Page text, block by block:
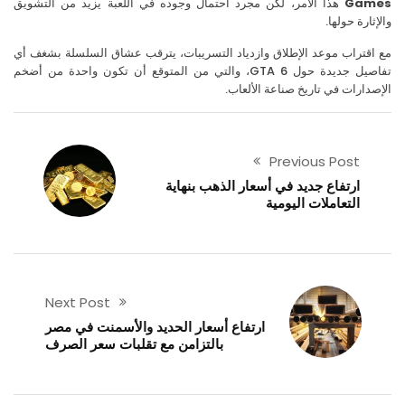
هذا الأمر، لكن مجرد احتمال وجوده في اللعبة يزيد من التشويق
حولها.
اقتراب موعد الإطلاق وازدياد التسريبات، يترقب عشاق السلسلة بشغف أي
تفاصيل جديدة حول GTA 6، والتي من المتوقع أن تكون واحدة من أضخم
في تاريخ صناعة الألعاب.
Previous Post
ارتفاع جديد في أسعار الذهب بنهاية
التعاملات اليومية
Next Post
ارتفاع أسعار الحديد والأسمنت في مصر
بالتزامن مع تقلبات سعر الصرف